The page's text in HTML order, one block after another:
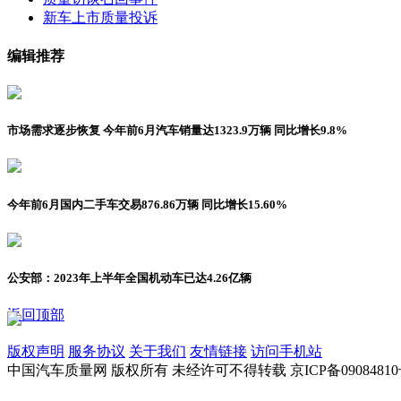
新车上市质量投诉
编辑推荐
市场需求逐步恢复 今年前6月汽车销量达1323.9万辆 同比增长9.8%
今年前6月国内二手车交易876.86万辆 同比增长15.60%
公安部：2023年上半年全国机动车已达4.26亿辆
返回顶部
版权声明 服务协议 关于我们 友情链接 访问手机站
中国汽车质量网 版权所有 未经许可不得转载 京ICP备09084810